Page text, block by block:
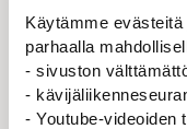
Käytämme
parhaalla
- sivuston
-
- Youtube-videoiden
tyytyväinen.
— Tuotto on
sijoitussalkulla,